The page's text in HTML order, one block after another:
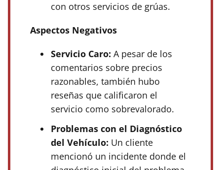
con otros servicios de grúas.
Aspectos Negativos
Servicio Caro: A pesar de los
comentarios sobre precios
razonables, también hubo
reseñas que calificaron el
servicio como sobrevalorado.
Problemas con el Diagnóstico
del Vehículo: Un cliente
mencionó un incidente donde el